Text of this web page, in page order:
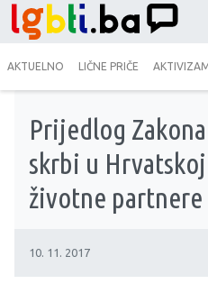
AKTUELNO LIČNE PRIČE
Prijedlog
skrbi u
životne partnere
10. 11. 2017